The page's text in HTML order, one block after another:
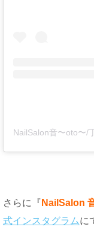
さらに『 NailSalon
式インスタグラムに